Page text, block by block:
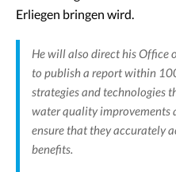
Erliegen bringen wird.
He will also direct his Office
to publish a report within
strategies and technologies
water quality improvements
ensure that they accurately
benefits.